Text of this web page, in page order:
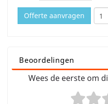
Offerte aanvragen
Beoordelingen
Wees de eerste om